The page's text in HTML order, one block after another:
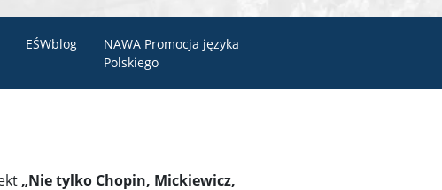
EŚWblog
NAWA Promocja języka
Polskiego
„Nie tylko Chopin, Mickiewicz,